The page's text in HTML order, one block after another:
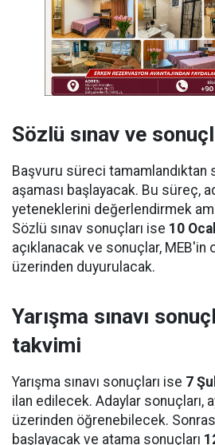
Sözlü sınav ve
Başvuru süreci tamamlandıktan
aşaması başlayacak. Bu süreç,
yeteneklerini değerlendirmek
Sözlü sınav sonuçları ise 10
açıklanacak ve sonuçlar, MEB'in
üzerinden duyurulacak.
Yarışma sınavı
takvimi
Yarışma sınavı sonuçları ise 7
ilan edilecek. Adaylar sonuçları,
üzerinden öğrenebilecek.
başlayacak ve atama sonuçları